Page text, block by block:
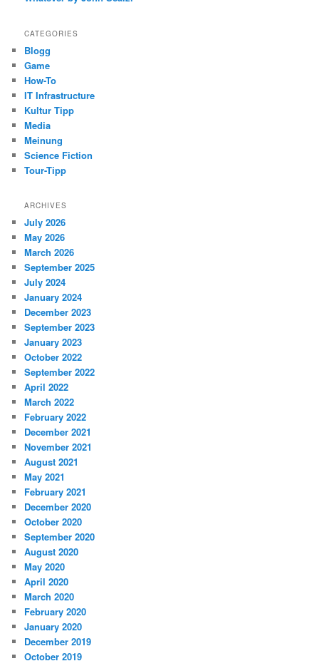
CATEGORIES
Blogg
Game
How-To
IT Infrastructure
Kultur Tipp
Media
Meinung
Science Fiction
Tour-Tipp
ARCHIVES
July 2026
May 2026
March 2026
September 2025
July 2024
January 2024
December 2023
September 2023
January 2023
October 2022
September 2022
April 2022
March 2022
February 2022
December 2021
November 2021
August 2021
May 2021
February 2021
December 2020
October 2020
September 2020
August 2020
May 2020
April 2020
March 2020
February 2020
January 2020
December 2019
October 2019